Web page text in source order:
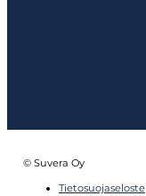
© Suvera Oy
Tietosuojaseloste